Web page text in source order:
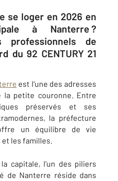
se loger en 2026 en
à Nanterre ?
professionnels de
du 92 CENTURY 21
est l'une des adresses
la petite couronne. Entre
préservés et ses
la préfecture
un équilibre de vie
les familles.
capitale, l’un des piliers
de Nanterre réside dans